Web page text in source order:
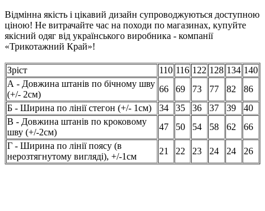
Відмінна якість і цікавий дизайн супроводжуються доступною
ціною! Не витрачайте час на походи по магазинах, купуйте
якісний одяг від українського виробника - компанії
«Трикотажний Край»!
Зріст 110 116 122 128 134 140
А - Довжина штанів по бічному шву
(+/- 2см)
66 69 73 77 82
86
Б - Ширина по лінії стегон (+/- 1см)
34 35 36 37 39
40
В - Довжина штанів по кроковому
шву (+/-2см)
47 50 54 58 62
66
Г - Ширина по лінії поясу (в
нерозтягнутому вигляді), +/-1см
21 22 23 24 24 26